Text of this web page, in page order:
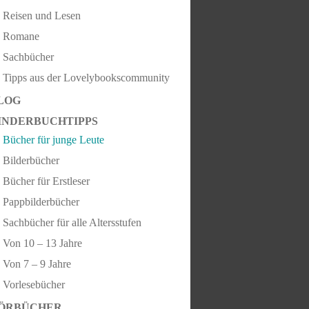
Reisen und Lesen
Romane
Sachbücher
Tipps aus der Lovelybookscommunity
Bücher für junge Leute
Bilderbücher
Bücher für Erstleser
Pappbilderbücher
Sachbücher für alle Altersstufen
Von 10 – 13 Jahre
Von 7 – 9 Jahre
Vorlesebücher